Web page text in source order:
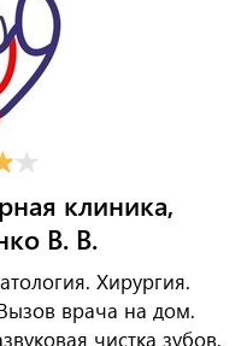
клиника,
В. В.
Хирургия.
врача на дом.
чистка зубов.